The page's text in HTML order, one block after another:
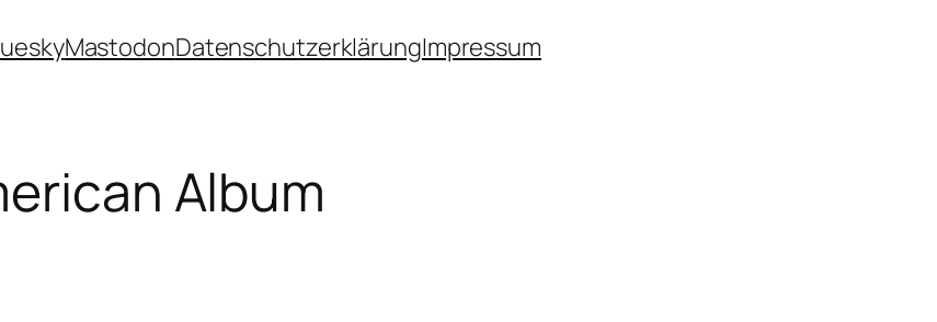
MastodonDatenschutzerklärungImpressum
Album